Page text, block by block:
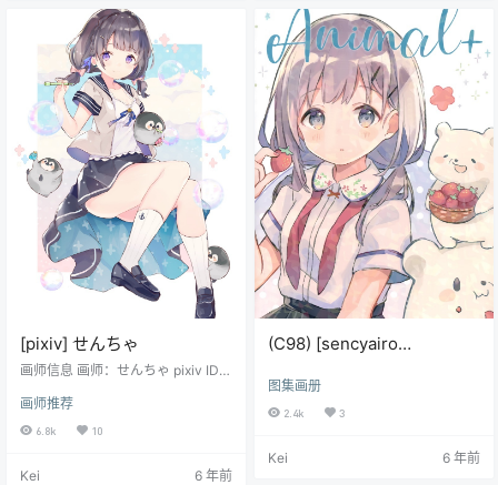
[pixiv] せんちゃ
画师信息 画师：せんちゃ pixiv ID：
画师推荐
6.8k 10
Kei 6 年前
(C98) [sencyairo
Animal+
图集画册
2.4k 3
Kei 6 年前